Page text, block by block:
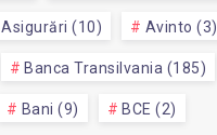
Asigurări (10) Avinto (3)
Banca Transilvania (185)
Bani (9) BCE (2)